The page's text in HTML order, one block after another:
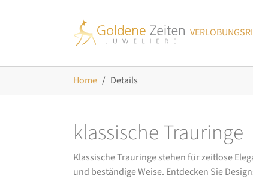
Home Details
klassische Trauringe
Klassische Trauringe stehen für zeitlose
und beständige Weise. Entdecken Sie